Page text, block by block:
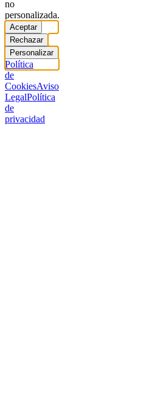
no
personalizada.
Aceptar
Rechazar
Personalizar
Política
de
CookiesAviso
LegalPolítica
de
privacidad